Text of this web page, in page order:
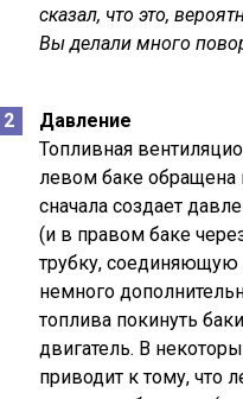
сказал, что это,
Вы делали много
Давление
Топливная
левом баке обращена
сначала создает
(и в правом баке
трубку, соединяющую
немного
топлива покинуть
двигатель. В
приводит к тому, что